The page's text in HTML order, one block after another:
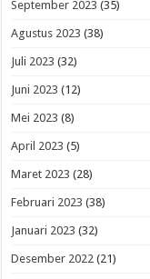
September 2023 (35)
Agustus 2023 (38)
Juli 2023 (32)
Juni 2023 (12)
Mei 2023 (8)
April 2023 (5)
Maret 2023 (28)
Februari 2023 (38)
Januari 2023 (32)
Desember 2022 (21)